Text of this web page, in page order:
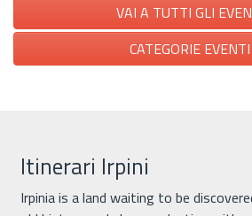
VAI A TUTTI GLI
CATEGORIE
Itinerari Irpini
Irpinia is a land waiting to be